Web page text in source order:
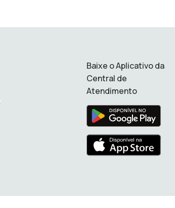
Baixe o Aplicativo da
Central de
Atendimento